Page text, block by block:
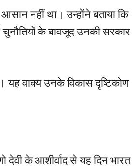
नहीं था। उन्होंने बताया कि
के बावजूद उनकी सरकार
यह वाक्य उनके विकास दृष्टिकोण
देवी के आशीर्वाद से यह दिन भारत